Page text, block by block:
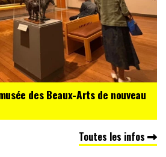
des Beaux-Arts de nouveau
Toutes les infos